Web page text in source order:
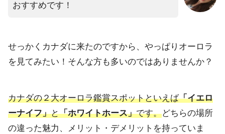
おすすめです！
せっかくカナダに来たのですから、やっぱりオーロラ
を見てみたい！そんな方も多いのではありませんか？
カナダの２大オーロラ鑑賞スポットといえば「イエロ
ーナイフ」と「ホワイトホース」です。どちらの場所
の違った魅力、メリット・デメリットを持っていま